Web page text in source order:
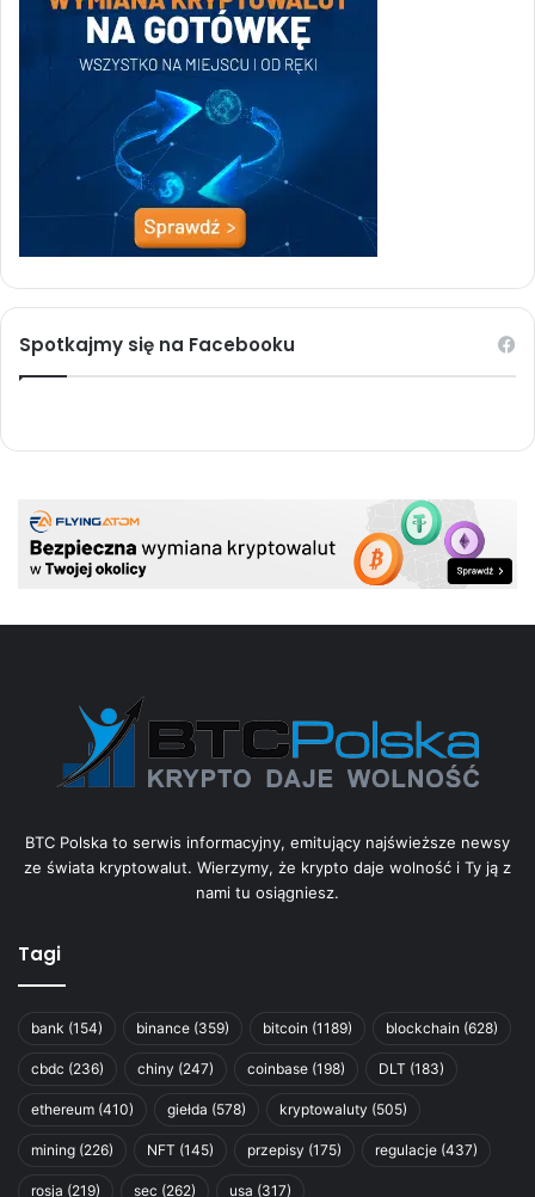
Spotkajmy się na Facebooku
BTC Polska to serwis informacyjny, emitujący najświeższe newsy
ze świata kryptowalut. Wierzymy, że krypto daje wolność i Ty ją z
nami tu osiągniesz.
Tagi
bank (154) binance (359) bitcoin (1189) blockchain (628)
cbdc (236) chiny (247) coinbase (198) DLT (183)
ethereum (410) giełda (578) kryptowaluty (505)
mining (226) NFT (145) przepisy (175) regulacje (437)
rosja (219) sec (262) usa (317)